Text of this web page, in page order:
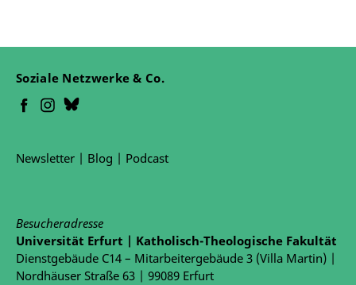
Soziale Netzwerke & Co.
Newsletter | Blog | Podcast
Besucheradresse
Universität Erfurt | Katholisch-Theologische Fakultät
Dienstgebäude C14 – Mitarbeitergebäude 3 (Villa Martin) |
Nordhäuser Straße 63 | 99089 Erfurt